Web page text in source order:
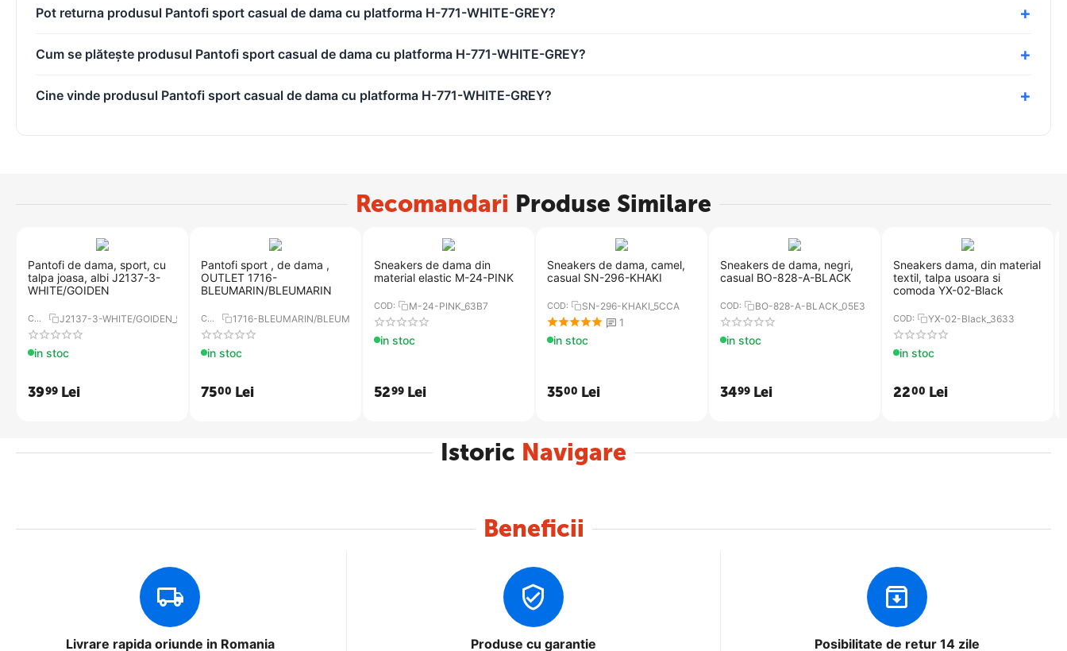
Pot returna produsul Pantofi sport casual de dama cu platforma H-771-WHITE-GREY?
Cum se plătește produsul Pantofi sport casual de dama cu platforma H-771-WHITE-GREY?
Cine vinde produsul Pantofi sport casual de dama cu platforma H-771-WHITE-GREY?
Recomandari Produse Similare
Pantofi de dama, sport, cu
talpa joasa, albi J2137-3-
WHITE/GOIDEN
COD: J2137-3-WHITE/GOIDEN_5D68
in stoc
3999 Lei
​Pantofi sport , de dama ,
OUTLET 1716-
BLEUMARIN/BLEUMARIN
COD: 1716-BLEUMARIN/BLEUMARIN
in stoc
7500 Lei
Sneakers de dama din
material elastic M-24-PINK
COD: M-24-PINK_63B7
in stoc
5299 Lei
Sneakers de dama, camel,
casual SN-296-KHAKI
COD: SN-296-KHAKI_5CCA
1
in stoc
3500 Lei
​Sneakers de dama, negri,
casual BO-828-A-BLACK
COD: BO-828-A-BLACK_05E3
in stoc
3499 Lei
Sneakers dama, din material
textil, talpa usoara si
comoda YX-02-Black
COD: YX-02-Black_3633
in stoc
2200 Lei
Istoric Navigare
Beneficii
Livrare rapida oriunde in Romania Produse cu garantie Posibilitate de retur 14 zile